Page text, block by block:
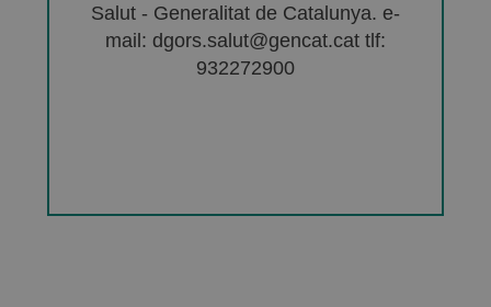
Salut - Generalitat de Catalunya. e-
mail: dgors.salut@gencat.cat tlf:
932272900